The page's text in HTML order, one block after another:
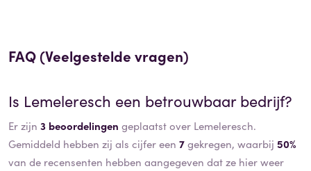
FAQ (Veelgestelde vragen)
Is Lemeleresch een betrouwbaar bedrijf?
Er zijn 3 beoordelingen geplaatst over Lemeleresch.
Gemiddeld hebben zij als cijfer een 7gekregen, waarbij 50%
van de recensenten hebben aangegeven dat ze hier weer